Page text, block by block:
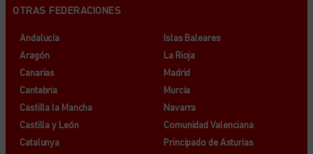
OTRAS FEDERACIONES
Andalucía
Aragón
Canarias
Cantabria
Castilla la Mancha
Castilla y León
Catalunya
Islas Baleares
La Rioja
Madrid
Murcia
Navarra
Comunidad Valenciana
Principado de Asturias